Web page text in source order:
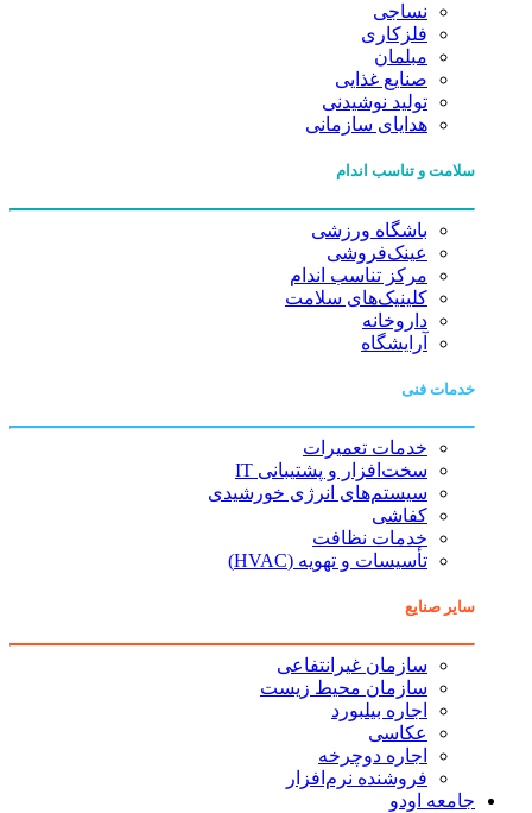
نساجی
فلزکاری
مبلمان
صنایع غذایی
تولید نوشیدنی
هدایای سازمانی
سلامت و تناسب اندام
باشگاه ورزشی
عینک‌فروشی
مرکز تناسب اندام
کلینیک‌های سلامت
داروخانه
آرایشگاه
خدمات فنی
خدمات تعمیرات
سخت‌افزار و پشتیبانی IT
سیستم‌های انرژی خورشیدی
کفاشی
خدمات نظافت
تأسیسات و تهویه (HVAC)
سایر صنایع
سازمان غیرانتفاعی
سازمان محیط زیست
اجاره بیلبورد
عکاسی
اجاره دوچرخه
فروشنده نرم‌افزار
جامعه اودو